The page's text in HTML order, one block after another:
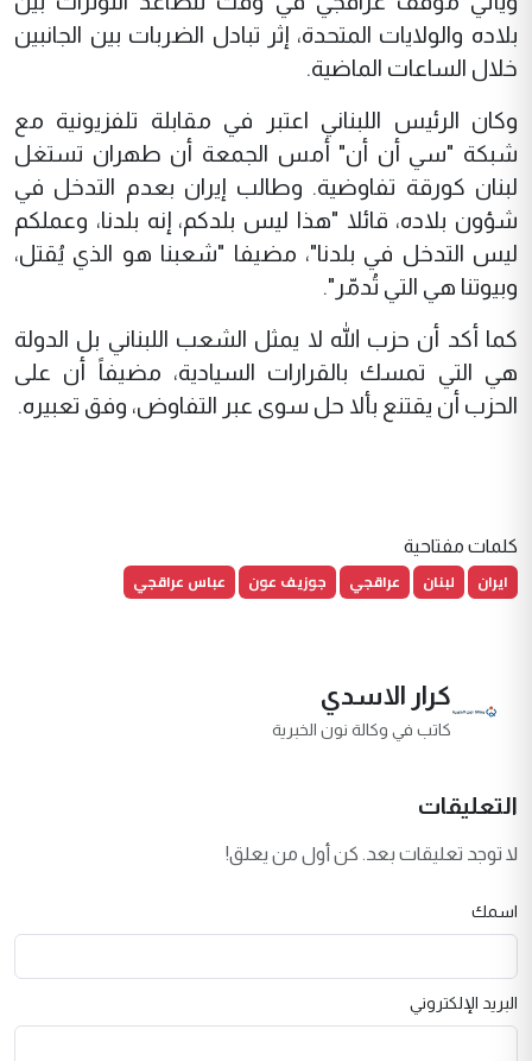
بلاده والولايات المتحدة، إثر تبادل الضربات بين الجانبين
خلال الساعات الماضية.
وكان الرئيس اللبناني اعتبر في مقابلة تلفزيونية مع
شبكة "سي أن أن" أمس الجمعة أن طهران تستغل
لبنان كورقة تفاوضية. وطالب إيران بعدم التدخل في
شؤون بلاده، قائلا "هذا ليس بلدكم، إنه بلدنا، وعملكم
ليس التدخل في بلدنا"، مضيفا "شعبنا هو الذي يُقتل،
وبيوتنا هي التي تُدمّر".
كما أكد أن حزب الله لا يمثل الشعب اللبناني بل الدولة
هي التي تمسك بالقرارات السيادية، مضيفاً أن على
الحزب أن يقتنع بألا حل سوى عبر التفاوض، وفق تعبيره.
كلمات مفتاحية
ايران لبنان عراقجي جوزيف عون عباس عراقجي
كرار الاسدي
كاتب في وكالة نون الخبرية
التعليقات
لا توجد تعليقات بعد. كن أول من يعلق!
اسمك
البريد الإلكتروني